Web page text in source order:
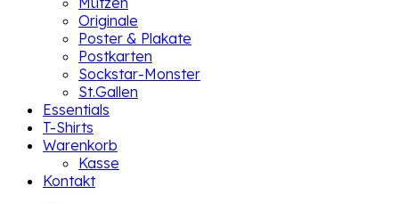
Originale
Poster & Plakate
Postkarten
Sockstar-Monster
St.Gallen
Essentials
T-Shirts
Warenkorb
Kasse
Kontakt